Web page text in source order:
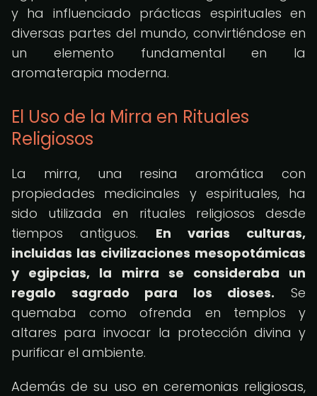
y ha influenciado prácticas espirituales en
diversas partes del mundo, convirtiéndose en
un elemento fundamental en la
aromaterapia moderna.
El Uso de la Mirra en Rituales
Religiosos
La mirra, una resina aromática con
propiedades medicinales y espirituales, ha
sido utilizada en rituales religiosos desde
tiempos antiguos. En varias culturas,
incluidas las civilizaciones mesopotámicas
y egipcias, la mirra se consideraba un
regalo sagrado para los dioses. Se
quemaba como ofrenda en templos y
altares para invocar la protección divina y
purificar el ambiente.
Además de su uso en ceremonias religiosas,